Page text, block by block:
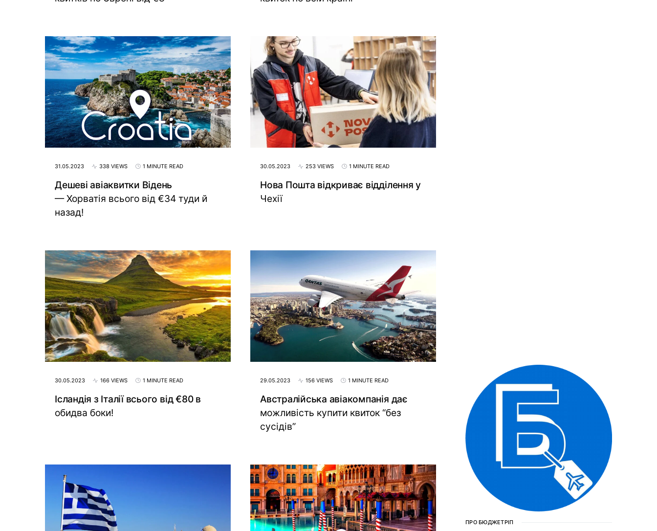
31.05.2023 338 VIEWS 1 MINUTE READ
Дешеві авіаквитки Відень
— Хорватія всього від €34 туди й
назад!
30.05.2023 253 VIEWS 1 MINUTE READ
Нова Пошта відкриває відділення у
Чехії
30.05.2023 166 VIEWS 1 MINUTE READ
Ісландія з Італії всього від €80 в
обидва боки!
29.05.2023 156 VIEWS 1 MINUTE READ
Австралійська авіакомпанія дає
можливість купити квиток “без
сусідів”
ПРО БЮДЖЕТРІП